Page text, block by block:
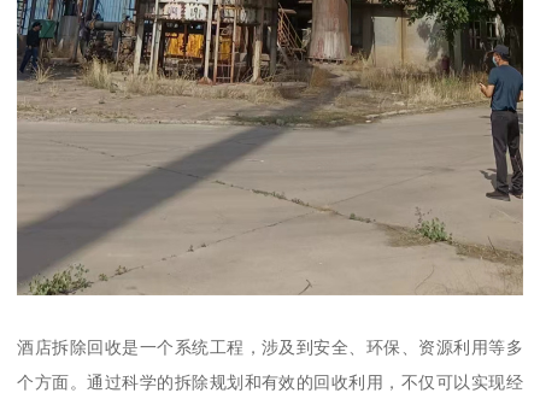
酒店拆除回收是一个系统工程，涉及到安全、环保、资源利用等多
个方面。通过科学的拆除规划和有效的回收利用，不仅可以实现经